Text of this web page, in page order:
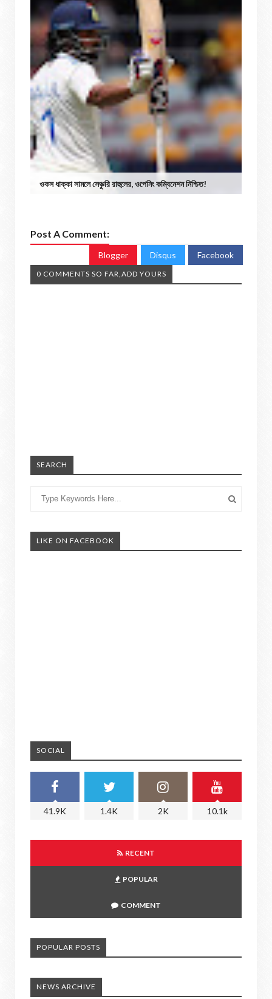
ওকস ধাক্কা সামলে সেঞ্চুরি রাহুলের, ওপেনিং কম্বিনেশন নিশ্চিত!
Post A Comment:
Blogger Disqus Facebook
0 COMMENTS SO FAR,ADD YOURS
SEARCH
LIKE ON FACEBOOK
SOCIAL
41.9K 1.4K 2K 10.1k
RECENT
POPULAR
COMMENT
POPULAR POSTS
NEWS ARCHIVE